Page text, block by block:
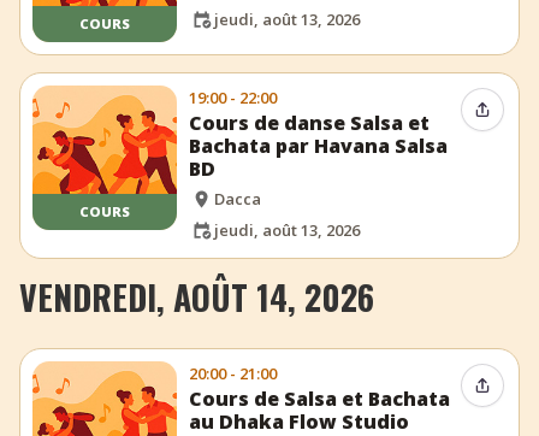
COURS
jeudi, août 13, 2026
COURS
19:00 - 22:00
Cours de danse Salsa et
Bachata par Havana Salsa
BD
Dacca
jeudi, août 13, 2026
VENDREDI, AOÛT 14, 2026
20:00 - 21:00
Cours de Salsa et Bachata
au Dhaka Flow Studio